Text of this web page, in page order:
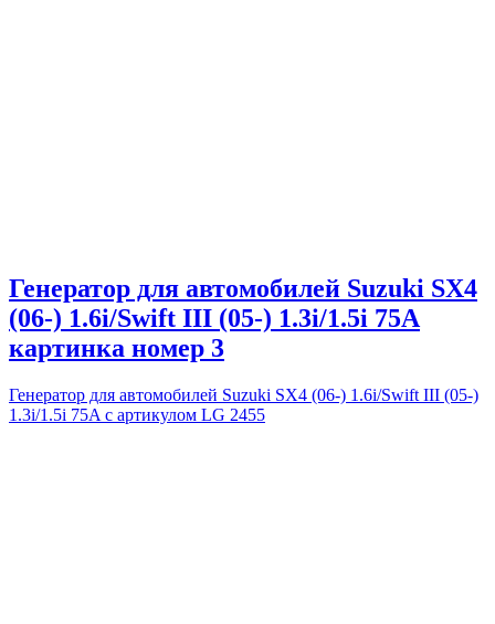
Генератор для автомобилей Suzuki SX4
(06-) 1.6i/Swift III (05-) 1.3i/1.5i 75A
картинка номер 3
Генератор для автомобилей Suzuki SX4 (06-) 1.6i/Swift III (05-)
1.3i/1.5i 75A с артикулом LG 2455